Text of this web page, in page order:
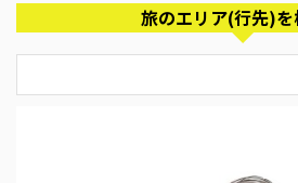
旅のエリア(行先)を